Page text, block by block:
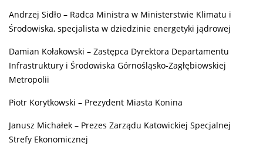
Andrzej Sidło – Radca Ministra w Ministerstwie Klimatu i
Środowiska, specjalista w dziedzinie energetyki jądrowej
Damian Kołakowski – Zastępca Dyrektora Departamentu
Infrastruktury i Środowiska Górnośląsko-Zagłębiowskiej
Metropolii
Piotr Korytkowski – Prezydent Miasta Konina
Janusz Michałek – Prezes Zarządu Katowickiej Specjalnej
Strefy Ekonomicznej